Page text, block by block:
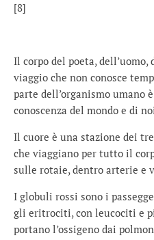
[8]
Il corpo del poeta,
viaggio che non conosce
parte dell’organismo umano
conoscenza del mondo e di
Il cuore è una stazione dei
che viaggiano per tutto il
sulle rotaie, dentro arterie e
I globuli rossi sono i
gli eritrociti, con leucociti e
portano l’ossigeno dai